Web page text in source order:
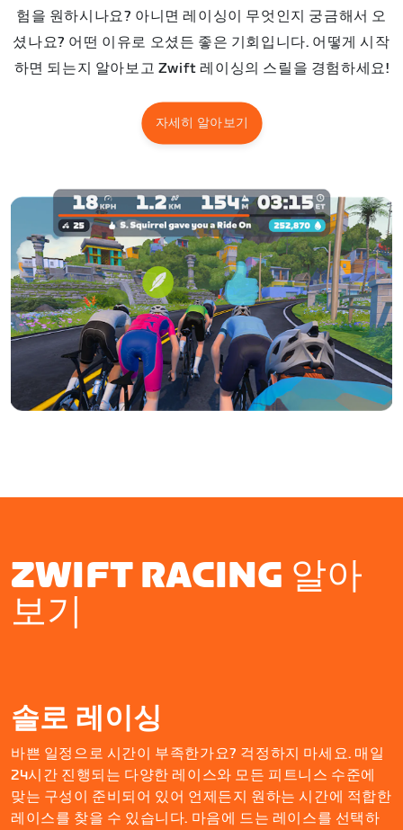
험을 원하시나요? 아니면 레이싱이 무엇인지 궁금해서 오
셨나요? 어떤 이유로 오셨든 좋은 기회입니다. 어떻게 시작
하면 되는지 알아보고 Zwift 레이싱의 스릴을 경험하세요!
자세히 알아보기
ZWIFT RACING 알아
보기
솔로 레이싱
바쁜 일정으로 시간이 부족한가요? 걱정하지 마세요. 매일
24시간 진행되는 다양한 레이스와 모든 피트니스 수준에
맞는 구성이 준비되어 있어 언제든지 원하는 시간에 적합한
레이스를 찾을 수 있습니다. 마음에 드는 레이스를 선택하